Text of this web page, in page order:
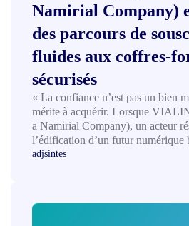
Namirial Company)
des parcours de
fluides aux coffres-
sécurisés
« La confiance n’est pas un bien
mérite à acquérir. Lorsque
a Namirial Company), un acteur
l’édification d’un futur numérique
adjsintes